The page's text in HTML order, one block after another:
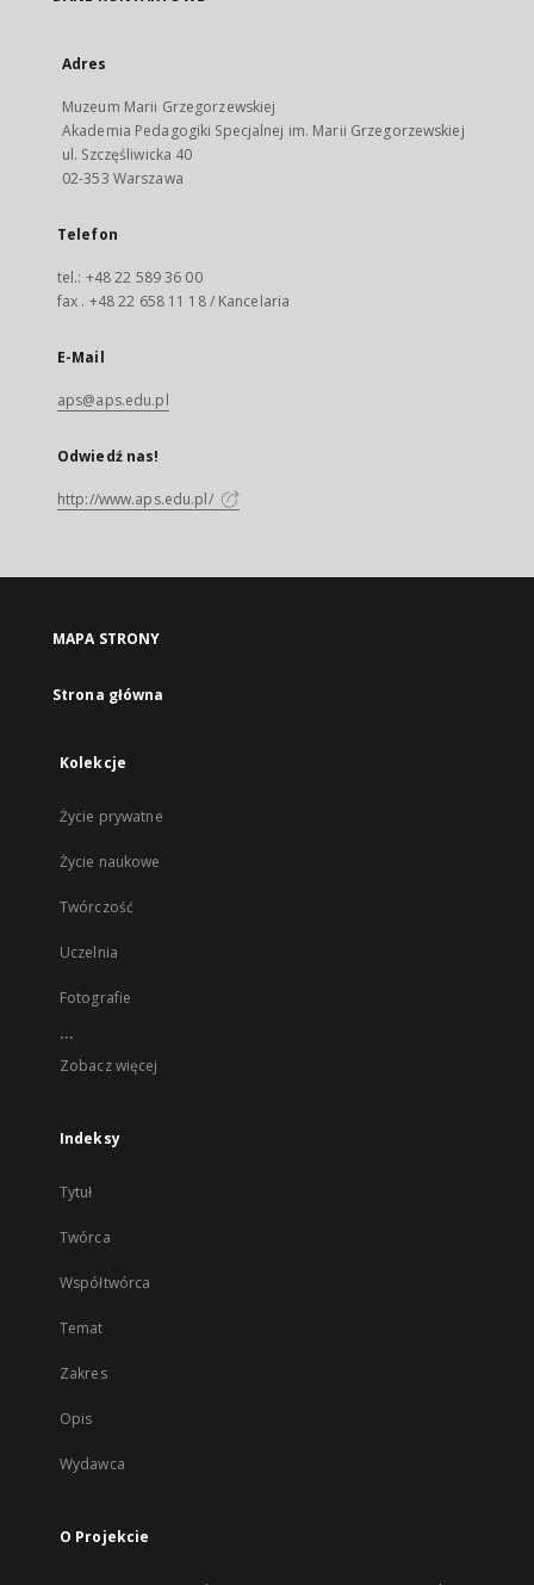
Adres
Muzeum Marii Grzegorzewskiej
Akademia Pedagogiki Specjalnej im. Marii Grzegorzewskiej
ul. Szczęśliwicka 40
02-353 Warszawa
Telefon
tel.: +48 22 589 36 00
fax . +48 22 658 11 18 / Kancelaria
E-Mail
aps@aps.edu.pl
Odwiedź nas!
http://www.aps.edu.pl/
MAPA STRONY
Strona główna
Kolekcje
Życie prywatne
Życie naukowe
Twórczość
Uczelnia
Fotografie
...
Zobacz więcej
Indeksy
Tytuł
Twórca
Współtwórca
Temat
Zakres
Opis
Wydawca
O Projekcie